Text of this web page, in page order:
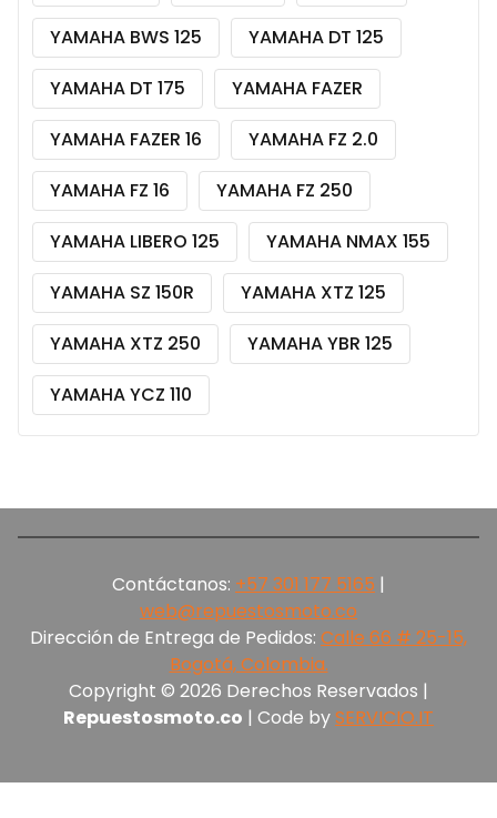
YAMAHA BWS 125
YAMAHA DT 125
YAMAHA DT 175
YAMAHA FAZER
YAMAHA FAZER 16
YAMAHA FZ 2.0
YAMAHA FZ 16
YAMAHA FZ 250
YAMAHA LIBERO 125
YAMAHA NMAX 155
YAMAHA SZ 150R
YAMAHA XTZ 125
YAMAHA XTZ 250
YAMAHA YBR 125
YAMAHA YCZ 110
Contáctanos: +57 301 177 5165‬ |
web@repuestosmoto.co
Dirección de Entrega de Pedidos: Calle 66 # 25-15,
Bogotá, Colombia.
Copyright © 2026 Derechos Reservados |
Repuestosmoto.co | Code bySERVICIO.IT